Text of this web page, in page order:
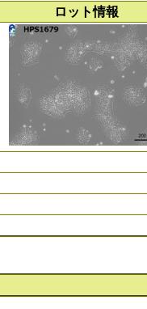
ロット情報